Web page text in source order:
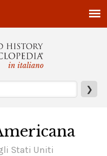
in italiano
❯
Stati Uniti